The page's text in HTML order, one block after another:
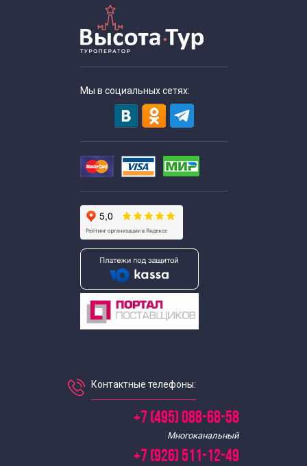
Мы в социальных сетях:
Контактные телефоны:
+7 (495) 088-68-58
Многоканальный
+7 (926) 511-12-49